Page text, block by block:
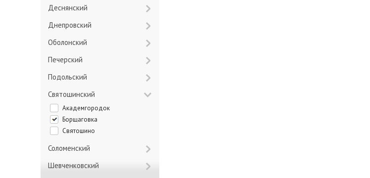
Деснянский
Днепровский
Оболонский
Печерский
Подольский
Святошинский
Академгородок
Борщаговка
Святошино
Соломенский
Шевченковский